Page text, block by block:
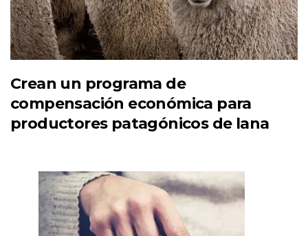
Crean un programa de
compensación económica para
productores patagónicos de lana